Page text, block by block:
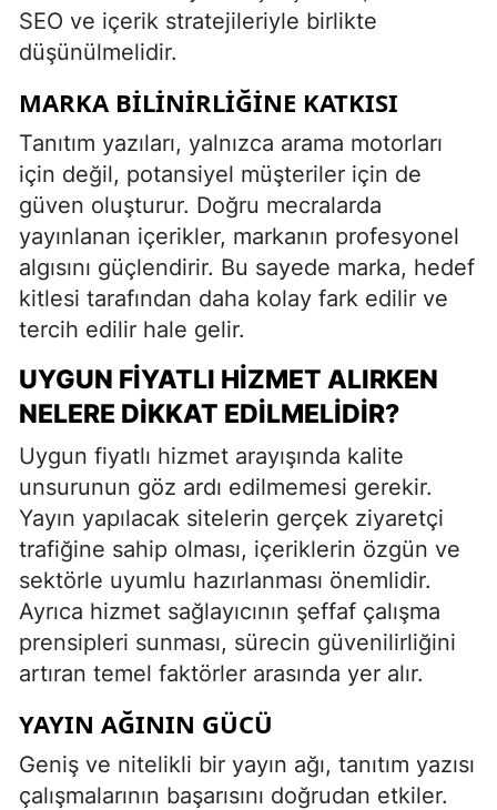
SEO ve içerik stratejileriyle birlikte
düşünülmelidir.
MARKA BILINIRLIĞINE KATKISI
Tanıtım yazıları, yalnızca arama motorları
için değil, potansiyel müşteriler için de
güven oluşturur. Doğru mecralarda
yayınlanan içerikler, markanın profesyonel
algısını güçlendirir. Bu sayede marka, hedef
kitlesi tarafından daha kolay fark edilir ve
tercih edilir hale gelir.
UYGUN FIYATLI HIZMET ALIRKEN
NELERE DIKKAT EDILMELIDIR?
Uygun fiyatlı hizmet arayışında kalite
unsurunun göz ardı edilmemesi gerekir.
Yayın yapılacak sitelerin gerçek ziyaretçi
trafiğine sahip olması, içeriklerin özgün ve
sektörle uyumlu hazırlanması önemlidir.
Ayrıca hizmet sağlayıcının şeffaf çalışma
prensipleri sunması, sürecin güvenilirliğini
artıran temel faktörler arasında yer alır.
YAYIN AĞININ GÜCÜ
Geniş ve nitelikli bir yayın ağı, tanıtım yazısı
çalışmalarının başarısını doğrudan etkiler.